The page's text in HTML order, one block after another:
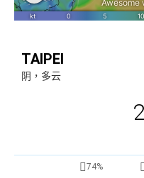
TAIPEI
阴，多云
74%